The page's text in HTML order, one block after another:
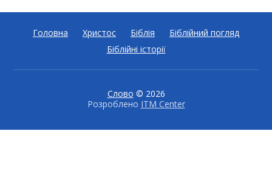
Головна Христос Біблія
Біблійний погляд
Біблійні історії
Слово © 2026
Розроблено ITM Center